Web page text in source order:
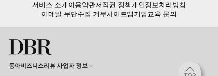
서비스 소개이용약관저작권 정책개인정보처리방침
이메일 무단수집 거부사이트맵기업교육 문의
동아비즈니스리뷰 사업자 정보